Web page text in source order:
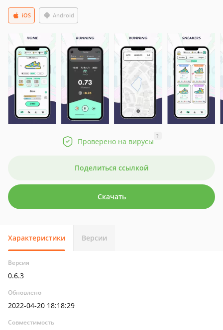
Android
iOS
Проверено на вирусы
?
Поделиться ссылкой
Скачать
Характеристики Версии
Версия
0.6.3
Обновлено
2022-04-20 18:18:29
Совместимость